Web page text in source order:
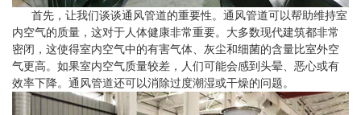
首先，让我们谈谈通风管道的重要性。通风管道可以帮助维持室
内空气的质量，这对于人体健康非常重要。大多数现代建筑都非常
密闭，这使得室内空气中的有害气体、灰尘和细菌的含量比室外空
气更高。如果室内空气质量较差，人们可能会感到头晕、恶心或有
效率下降。通风管道还可以消除过度潮湿或干燥的问题。